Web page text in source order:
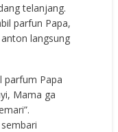
telanjang.
parfun Papa,
langsung
parfum Papa
Mama ga